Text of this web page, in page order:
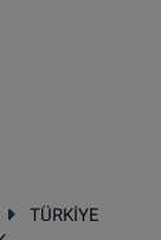
TÜRKİYE